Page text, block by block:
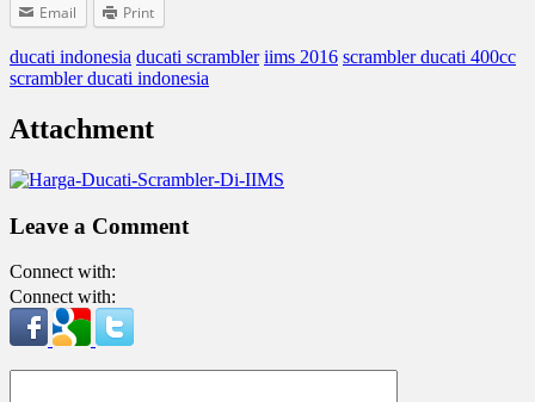
Email
Print
ducati indonesia ducati scrambler iims 2016 scrambler ducati 400cc
scrambler ducati indonesia
Attachment
Leave a Comment
Connect with:
Connect with: